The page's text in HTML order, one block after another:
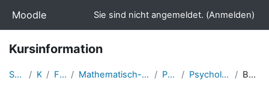
Moodle Sie sind nicht angemeldet. (Anmelden)
Kursinformation
Startseite Kurse Fakultäten Mathematisch-Naturwissenschaftliche Fakultät Psychologie Psychologisches Kolloquium Beschreibung